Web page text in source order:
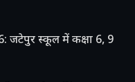
जटेपुर स्कूल में कक्षा 6, 9